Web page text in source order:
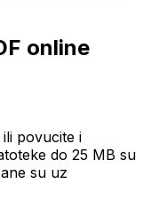
online
povucite i
do 25 MB su
su uz